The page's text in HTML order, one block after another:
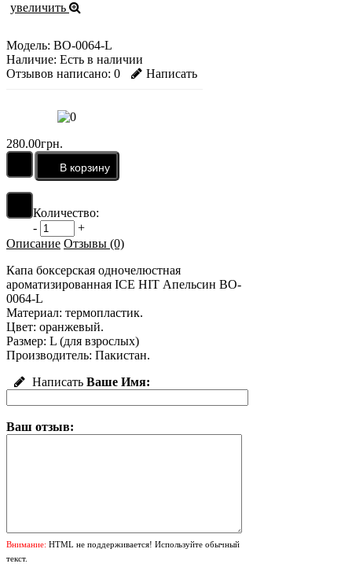
увеличить
Модель: BO-0064-L
Наличие: Есть в наличии
Отзывов написано: 0 Написать
280.00грн.
Количество:
-
+
Описание Отзывы (0)
Капа боксерская одночелюстная
ароматизированная ICE HIT Апельсин BO-
0064-L
Материал: термопластик.
Цвет: оранжевый.
Размер: L (для взрослых)
Производитель: Пакистан.
Написать Ваше Имя:
Ваш отзыв:
Внимание: HTML не поддерживается! Используйте обычный
текст.